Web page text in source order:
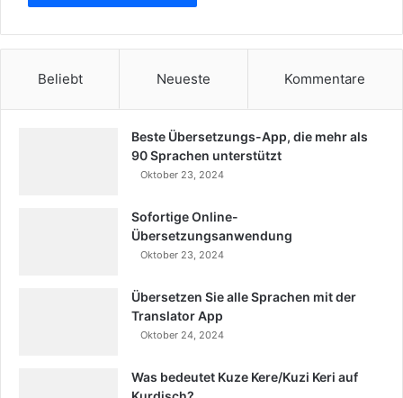
Beliebt Neueste Kommentare
Beste Übersetzungs-App, die mehr als
90 Sprachen unterstützt
Oktober 23, 2024
Sofortige Online-
Übersetzungsanwendung
Oktober 23, 2024
Übersetzen Sie alle Sprachen mit der
Translator App
Oktober 24, 2024
Was bedeutet Kuze Kere/Kuzi Keri auf